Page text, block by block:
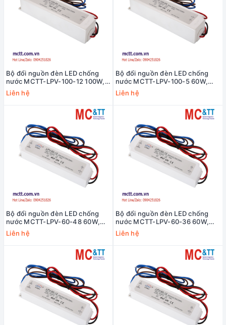
Bộ đổi nguồn đèn LED chống
nước MCTT-LPV-100-12 100W,
12VDC, 8.5A
Liên hệ
Bộ đổi nguồn đèn LED chống
nước MCTT-LPV-100-5 60W,
5VDC, 12A
Liên hệ
Bộ đổi nguồn đèn LED chống
nước MCTT-LPV-60-48 60W,
48VDC, 1.25A
Liên hệ
Bộ đổi nguồn đèn LED chống
nước MCTT-LPV-60-36 60W,
36VDC, 1.67A
Liên hệ